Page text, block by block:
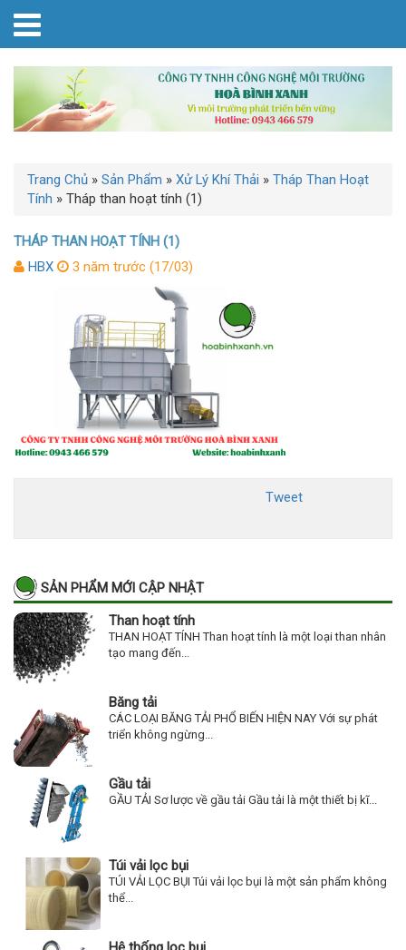
Trang Chủ » Sản Phẩm » Xử Lý Khí Thải » Tháp Than Hoạt
Tính » Tháp than hoạt tính (1)
THÁP THAN HOẠT TÍNH (1)
HBX
3 năm trước (17/03)
Tweet
SẢN PHẨM MỚI CẬP NHẬT
Than hoạt tính
THAN HOẠT TÍNH Than hoạt tính là một loại than nhân
tạo mang đến...
Băng tải
CÁC LOẠI BĂNG TẢI PHỔ BIẾN HIỆN NAY Với sự phát
triển không ngừng...
Gầu tải
GẦU TẢI Sơ lược về gầu tải Gầu tải là một thiết bị kĩ...
Túi vải lọc bụi
TÚI VẢI LỌC BỤI Túi vải lọc bụi là một sản phẩm không
thể...